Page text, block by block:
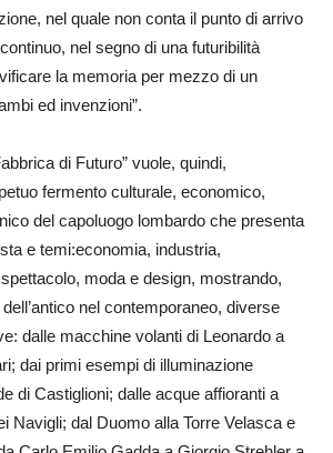
nel quale non conta il punto di arrivo
nel segno di una futuribilità
la memoria per mezzo di un
ed invenzioni”.
di Futuro” vuole, quindi,
fermento culturale, economico,
del capoluogo lombardo che presenta
e temi:economia, industria,
moda e design, mostrando,
nel contemporaneo, diverse
dalle macchine volanti di Leonardo a
dai primi esempi di illuminazione
di Castiglioni; dalle acque affioranti a
Navigli; dal Duomo alla Torre Velasca e